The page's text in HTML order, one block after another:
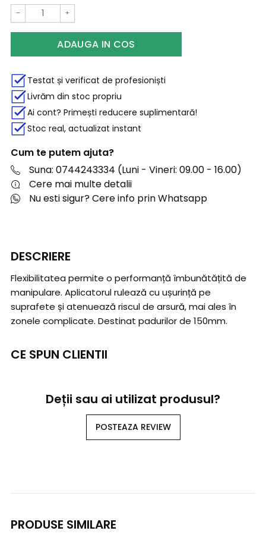
− +
ADAUGA IN COS
Testat și verificat de profesioniști
Livrăm din stoc propriu
Ai cont? Primești reducere suplimentară!
Stoc real, actualizat instant
Cum te putem ajuta?
Suna: 0744243334 (Luni - Vineri: 09.00 - 16.00)
Cere mai multe detalii
Nu esti sigur? Cere info prin Whatsapp
DESCRIERE
Flexibilitatea permite o performanță îmbunătățită de
manipulare. Aplicatorul rulează cu ușurință pe
suprafete și atenuează riscul de arsură, mai ales în
zonele complicate. Destinat padurilor de 150mm.
CE SPUN CLIENTII
Deții sau ai utilizat produsul?
POSTEAZA REVIEW
PRODUSE SIMILARE